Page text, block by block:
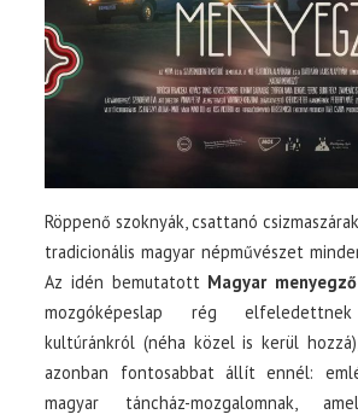
Röppenő szoknyák, csattanó
tradicionális magyar népművészet
Az idén bemutatott Magyar menyegző
mozgóképeslap rég
kultúránkról (néha közel is kerül
azonban fontosabbat állít ennél:
magyar táncház-mozgalomnak,